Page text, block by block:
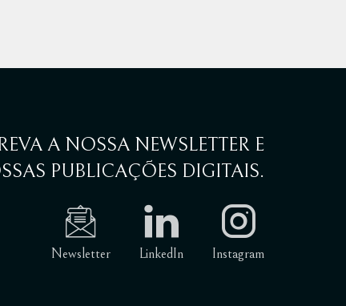
A NOSSA NEWSLETTER E
PUBLICAÇÕES DIGITAIS.
Newsletter LinkedIn Instagram